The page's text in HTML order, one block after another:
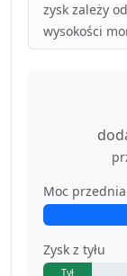
zysk zależy
wysokości
Moc przednia
Zysk z tyłu
Tył